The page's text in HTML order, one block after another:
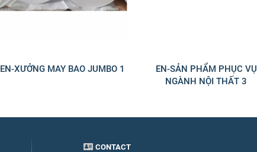
EN-XƯỞNG MAY BAO JUMBO 1
EN-SẢN PHẨM PHỤC VỤ
NGÀNH NỘI THẤT 3
CONTACT